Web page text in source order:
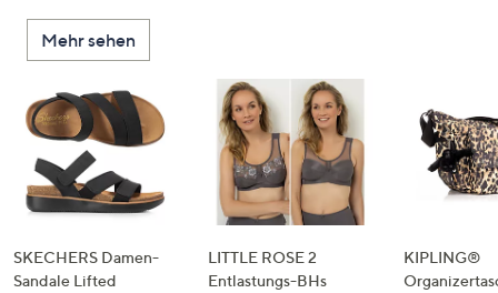
nach
unten
oder
wischen
Sie
Touch-
Geräten
links
bzw.
Mehr sehen
SKECHERS Damen-
Sandale Lifted
LITTLE ROSE 2
Entlastungs-BHs
KIPLING®